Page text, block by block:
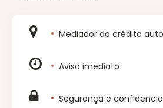
Mediador do crédito
Aviso imediato
Segurança e